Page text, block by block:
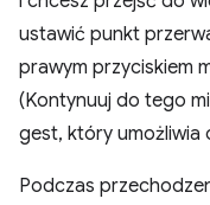
ustawić punkt
prawym przyciskiem
(Kontynuuj do tego
gest, który umożliwia
Podczas